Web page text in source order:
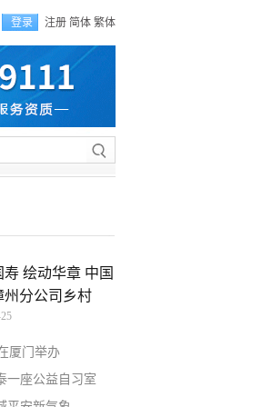
登录 注册 简体 繁体
寿 绘动华章 中国
州分公司乡村
厦门举办
一座公益自习室